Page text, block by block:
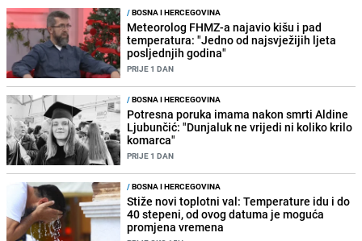
/BOSNA I HERCEGOVINA
Meteorolog FHMZ-a najavio kišu i pad
temperatura: "Jedno od najsvježijih ljeta
posljednjih godina"
PRIJE 1 DAN
/BOSNA I HERCEGOVINA
Potresna poruka imama nakon smrti Aldine
Ljubunčić: "Dunjaluk ne vrijedi ni koliko krilo
komarca"
PRIJE 1 DAN
/BOSNA I HERCEGOVINA
Stiže novi toplotni val: Temperature idu i do
40 stepeni, od ovog datuma je moguća
promjena vremena